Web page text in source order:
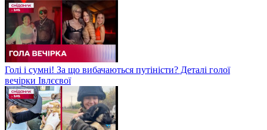
Голі і сумні! За що вибачаються путіністи? Деталі голої
вечірки Івлєєвої